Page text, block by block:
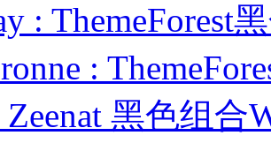
: ThemeForest
:
Zeenat 黑色组合